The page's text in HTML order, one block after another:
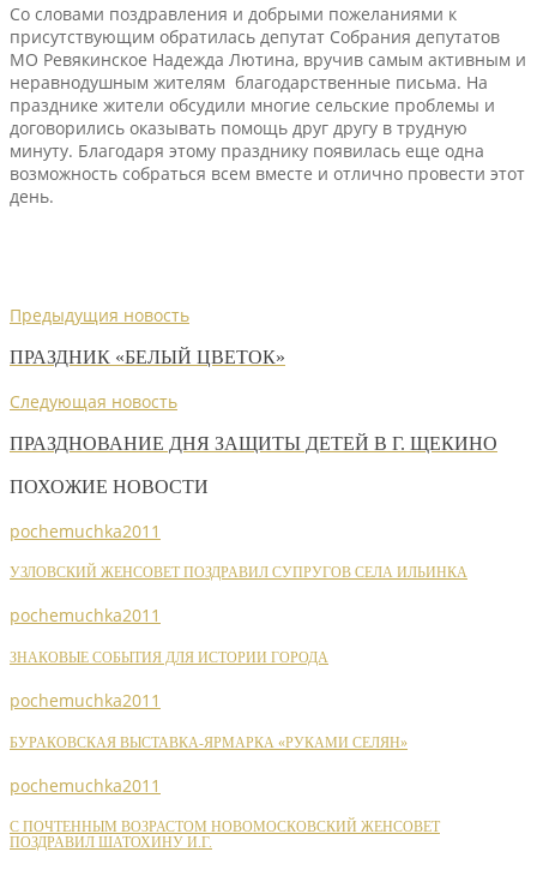
Со словами поздравления и добрыми пожеланиями к
присутствующим обратилась депутат Собрания депутатов
МО Ревякинское Надежда Лютина, вручив самым активным и
неравнодушным жителям благодарственные письма. На
празднике жители обсудили многие сельские проблемы и
договорились оказывать помощь друг другу в трудную
минуту. Благодаря этому празднику появилась еще одна
возможность собраться всем вместе и отлично провести этот
день.
Предыдущия новость
ПРАЗДНИК «БЕЛЫЙ ЦВЕТОК»
Следующая новость
ПРАЗДНОВАНИЕ ДНЯ ЗАЩИТЫ ДЕТЕЙ В Г. ЩЕКИНО
ПОХОЖИЕ НОВОСТИ
pochemuchka2011
УЗЛОВСКИЙ ЖЕНСОВЕТ ПОЗДРАВИЛ СУПРУГОВ СЕЛА ИЛЬИНКА
pochemuchka2011
ЗНАКОВЫЕ СОБЫТИЯ ДЛЯ ИСТОРИИ ГОРОДА
pochemuchka2011
БУРАКОВСКАЯ ВЫСТАВКА-ЯРМАРКА «РУКАМИ СЕЛЯН»
pochemuchka2011
С ПОЧТЕННЫМ ВОЗРАСТОМ НОВОМОСКОВСКИЙ ЖЕНСОВЕТ
ПОЗДРАВИЛ ШАТОХИНУ И.Г.